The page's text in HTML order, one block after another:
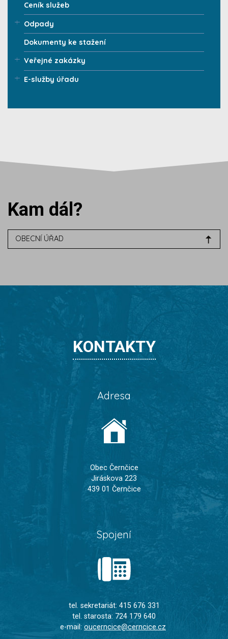
Ceník služeb
Odpady
Dokumenty ke stažení
Veřejné zakázky
E-služby úřadu
Kam dál?
OBECNÍ ÚŘAD
KONTAKTY
Adresa
Obec Černčice
Jiráskova 223
439 01 Černčice
Spojení
tel. sekretariát: 415 676 331
tel. starosta: 724 179 640
e-mail: oucerncice@cerncice.cz